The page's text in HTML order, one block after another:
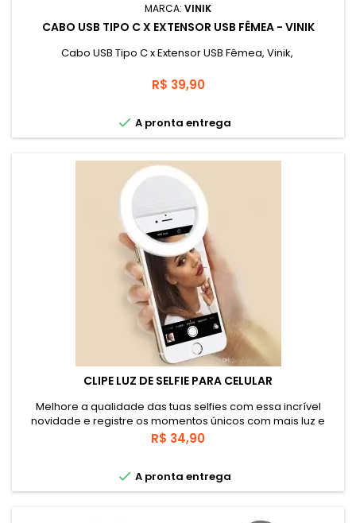
MARCA: VINIK
CABO USB TIPO C X EXTENSOR USB FÊMEA - VINIK
Cabo USB Tipo C x Extensor USB Fêmea, Vinik,
Preço
R$ 39,90
 A pronta entrega
CLIPE LUZ DE SELFIE PARA CELULAR
Melhore a qualidade das tuas selfies com essa incrível
novidade e registre os momentos únicos com mais luz e
brilho.3 níveis de luz de Led.
Preço
R$ 34,90
 A pronta entrega